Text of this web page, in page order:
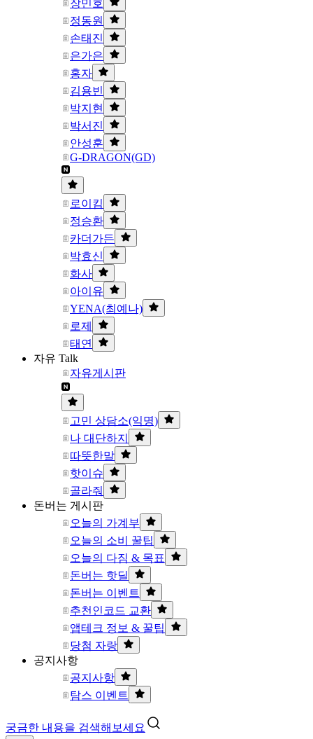
장민호
정동원
손태진
은가은
홍자
김용빈
박지현
박서진
안성훈
G-DRAGON(GD)
로이킴
정승환
카더가든
박효신
화사
아이유
YENA(최예나)
로제
태연
자유 Talk
자유게시판
고민 상담소(익명)
나 대단하지
따뜻한말
핫이슈
골라줘
돈버는 게시판
오늘의 가계부
오늘의 소비 꿀팁
오늘의 다짐 & 목표
돈버는 핫딜
돈버는 이벤트
추천인코드 교환
앱테크 정보 & 꿀팁
당첨 자랑
공지사항
공지사항
탐스 이벤트
궁금한 내용을 검색해보세요